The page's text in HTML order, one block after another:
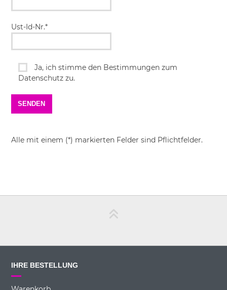
Ust-Id-Nr.*
Ja, ich stimme den Bestimmungen zum
Datenschutz zu.
Alle mit einem (*) markierten Felder sind Pflichtfelder.
IHRE BESTELLUNG